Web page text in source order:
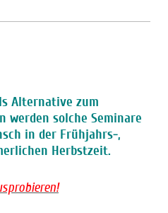
Alternative zum
werden solche Seminare
in der Frühjahrs-,
Herbstzeit.